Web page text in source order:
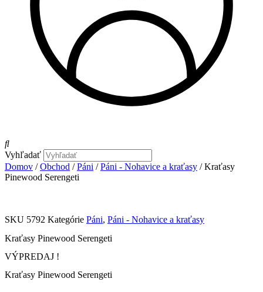
Vyhľadať
Domov /Obchod /Páni /Páni - Nohavice a kraťasy / Kraťasy
Pinewood Serengeti
SKU 5792 Kategórie Páni, Páni - Nohavice a kraťasy
Kraťasy Pinewood Serengeti
VÝPREDAJ !
Kraťasy Pinewood Serengeti